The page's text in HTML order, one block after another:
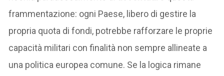
frammentazione: ogni Paese, libero di gestire la
propria quota di fondi, potrebbe rafforzare le proprie
capacità militari con finalità non sempre allineate a
una politica europea comune. Se la logica rimane